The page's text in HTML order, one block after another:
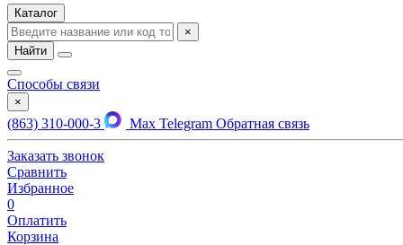
Каталог
×
Найти
Способы связи
×
(863) 310-000-3 Max Telegram Обратная связь
Заказать звонок
Сравнить
Избранное
0
Оплатить
Корзина